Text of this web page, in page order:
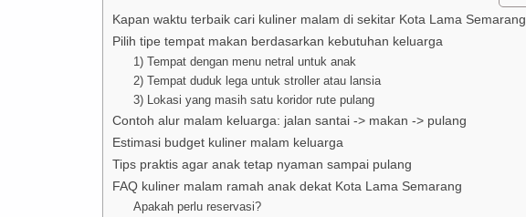
Kapan waktu terbaik cari kuliner malam di sekitar Kota Lama Semarang
Pilih tipe tempat makan berdasarkan kebutuhan keluarga
1) Tempat dengan menu netral untuk anak
2) Tempat duduk lega untuk stroller atau lansia
3) Lokasi yang masih satu koridor rute pulang
Contoh alur malam keluarga: jalan santai -> makan -> pulang
Estimasi budget kuliner malam keluarga
Tips praktis agar anak tetap nyaman sampai pulang
FAQ kuliner malam ramah anak dekat Kota Lama Semarang
Apakah perlu reservasi?